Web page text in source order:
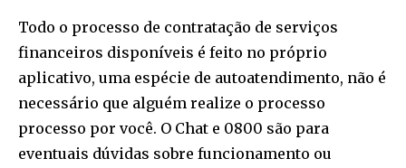
Todo o processo de contratação de serviços
financeiros disponíveis é feito no próprio
aplicativo, uma espécie de autoatendimento, não é
necessário que alguém realize o processo
processo por você. O Chat e 0800 são para
eventuais dúvidas sobre funcionamento ou